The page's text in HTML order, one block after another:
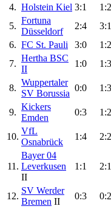
4. Holstein Kiel 3:1 1:2
5.
Fortuna
Düsseldorf
2:4 3:1
6. FC St. Pauli 3:0 1:2
7.
Hertha BSC
II
1:0 1:3
8.
Wuppertaler
SV Borussia
0:0 1:3
9.
Kickers
Emden
0:3 1:2
10.
VfL
Osnabrück
1:4 2:2
11.
Bayer 04
Leverkusen
II
1:1 2:1
12.
SV Werder
Bremen II
0:3 0:2